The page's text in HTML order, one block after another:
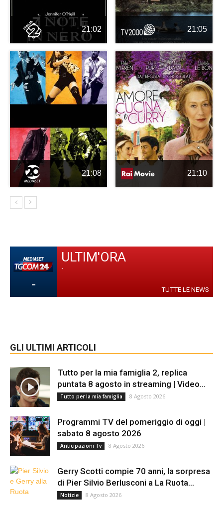
21:02 21:05
21:08 21:10
-
ULTIM'ORA
-
TUTTE LE NEWS
GLI ULTIMI ARTICOLI
Tutto per la mia famiglia 2, replica
puntata 8 agosto in streaming | Video...
Tutto per la mia famiglia 8 Agosto 2026
Programmi TV del pomeriggio di oggi |
sabato 8 agosto 2026
Anticipazioni Tv 8 Agosto 2026
Gerry Scotti compie 70 anni, la sorpresa
di Pier Silvio Berlusconi a La Ruota...
Notizie 8 Agosto 2026